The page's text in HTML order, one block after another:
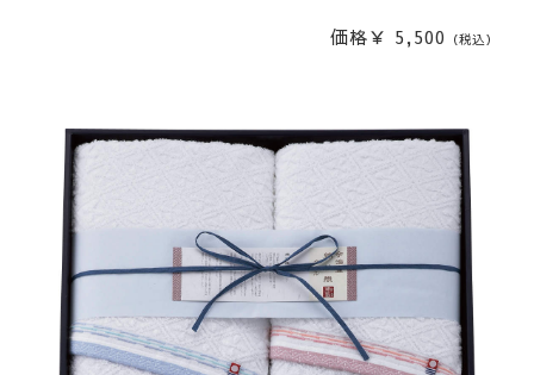
価格￥ 5,500 （税込）